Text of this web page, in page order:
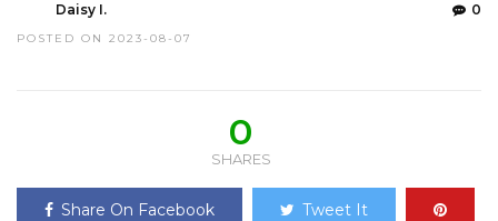
Daisy I.
POSTED ON 2023-08-07
0
0
SHARES
Share On Facebook Tweet It